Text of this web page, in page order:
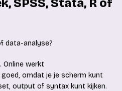
data-analyse?
Online werkt
goed, omdat je je scherm kunt
output of syntax kunt kijken.